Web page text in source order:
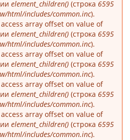
element_children() (строка 6595
html/includes/common.inc).
array offset on value of
element_children() (строка 6595
html/includes/common.inc).
array offset on value of
element_children() (строка 6595
html/includes/common.inc).
array offset on value of
element_children() (строка 6595
html/includes/common.inc).
array offset on value of
element_children() (строка 6595
html/includes/common.inc).